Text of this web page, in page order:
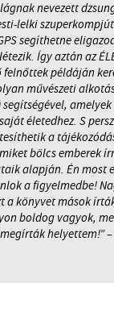
nevezett
lelki
segíthetne
Így aztán az
példáján
művészeti
életedhez. S
a
bölcs emberek
alapján. Én most
a figyelmedbe!
a könyvet mások
boldog vagyok,
helyettem!”